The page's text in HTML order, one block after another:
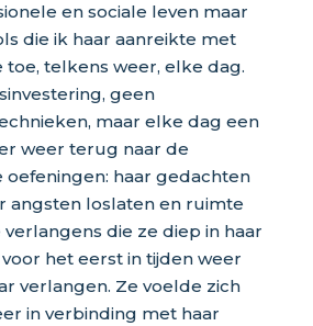
en sociale leven maar
die ik haar aanreikte met
telkens weer, elke dag.
geen
maar elke dag een
weer terug naar de
oefeningen: haar gedachten
angsten loslaten en ruimte
die ze diep in haar
het eerst in tijden weer
verlangen. Ze voelde zich
in verbinding met haar